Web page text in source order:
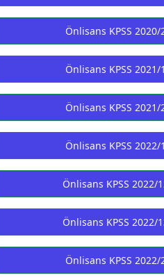
Önlisans KPSS 2020/
Önlisans KPSS 2021/1
Önlisans KPSS 2021/
Önlisans KPSS 2022/1
Önlisans KPSS 2022/
Önlisans KPSS 2022/
Önlisans KPSS 2022/